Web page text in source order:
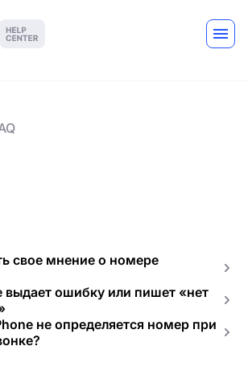
свое мнение о номере
ошибку или пишет «нет
не определяется номер при